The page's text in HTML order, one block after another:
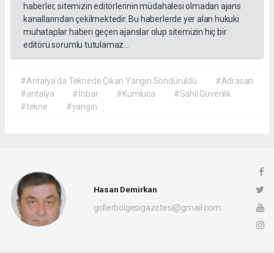
haberler, sitemizin editörlerinin müdahalesi olmadan ajans
kanallarından çekilmektedir. Bu haberlerde yer alan hukuki
muhataplar haberi geçen ajanslar olup sitemizin hiç bir
editörü sorumlu tutulamaz...
#Antalya'da Teknede Çıkan Yangın Söndürüldü
#Adrasan
#antalya
#İhbar #Kumluca
#Sahil Güvenlik
#tekne
#yangın
Hasan Demirkan
gollerbolgesigazetesi@gmail.com